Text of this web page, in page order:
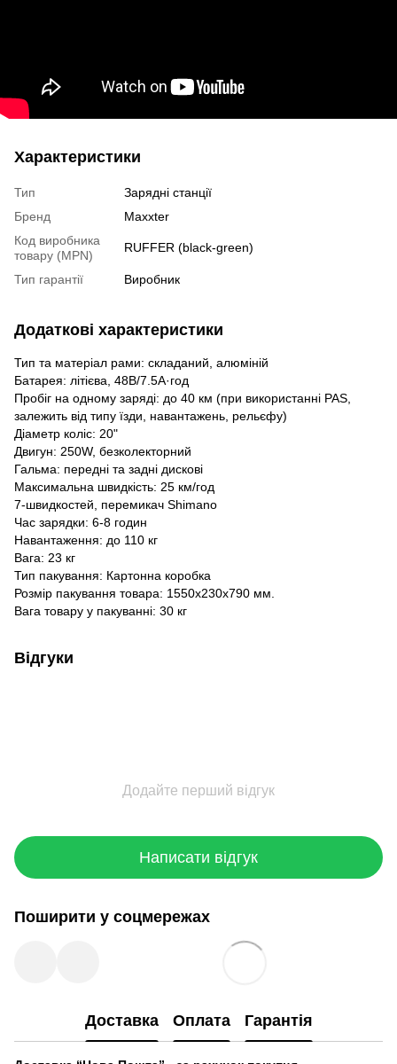
Характеристики
Тип
Зарядні станції
Бренд
Maxxter
Код виробника
товару (MPN)
RUFFER (black-green)
Тип гарантії Виробник
Додаткові характеристики
Тип та матеріал рами: складаний, алюміній
Батарея: літієва, 48В/7.5А·год
Пробіг на одному заряді: до 40 км (при використанні PAS,
залежить від типу їзди, навантажень, рельєфу)
Діаметр коліс: 20"
Двигун: 250W, безколекторний
Гальма: передні та задні дискові
Максимальна швидкість: 25 км/год
7-швидкостей, перемикач Shimano
Час зарядки: 6-8 годин
Навантаження: до 110 кг
Вага: 23 кг
Тип пакування: Картонна коробка
Розмір пакування товара: 1550х230х790 мм.
Вага товару у пакуванні: 30 кг
Відгуки
Додайте перший відгук
Написати відгук
Поширити у соцмережах
Доставка Оплата Гарантія